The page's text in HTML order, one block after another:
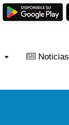
Noticias